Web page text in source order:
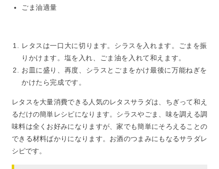
ごま油適量
レタスは一口大に切ります。シラスを入れます。ごまを振
りかけます。塩を入れ、ごま油を入れて和えます。
お皿に盛り、再度、シラスとごまをかけ最後に万能ねぎを
かけたら完成です。
レタスを大量消費できる人気のレタスサラダは、ちぎって和え
るだけの簡単レシピになります。シラスやごま、味を調える調
味料は全くお好みになりますが、家でも簡単にそろえることの
できる材料ばかりになります。お酒のつまみにもなるサラダレ
シピです。